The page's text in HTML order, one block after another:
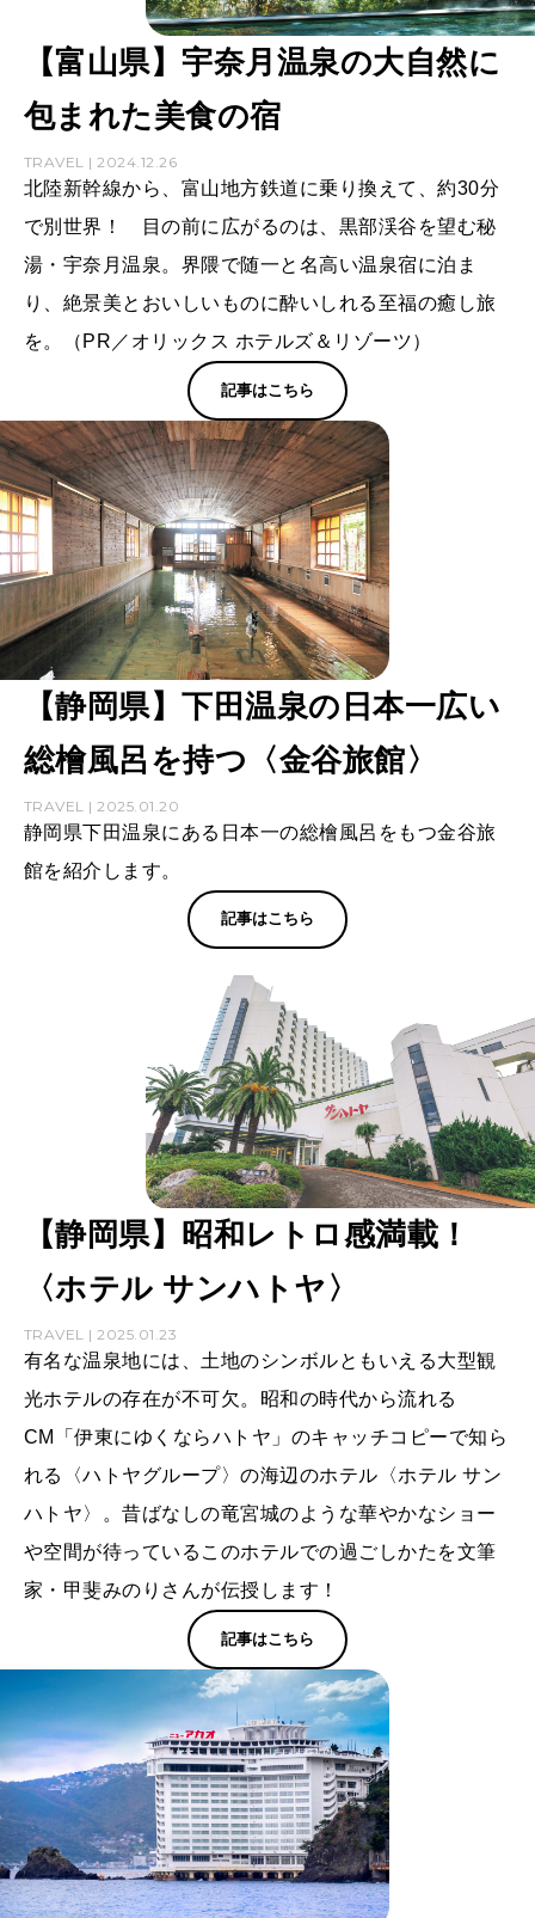
【富山県】宇奈月温泉の大自然に
包まれた美食の宿
TRAVEL | 2024.12.26
北陸新幹線から、富山地方鉄道に乗り換えて、約30分
で別世界！ 目の前に広がるのは、黒部渓谷を望む秘
湯・宇奈月温泉。界隈で随一と名高い温泉宿に泊ま
り、絶景美とおいしいものに酔いしれる至福の癒し旅
を。（PR／オリックス ホテルズ＆リゾーツ）
記事はこちら
【静岡県】下田温泉の日本一広い
総檜風呂を持つ〈金谷旅館〉
TRAVEL | 2025.01.20
静岡県下田温泉にある日本一の総檜風呂をもつ金谷旅
館を紹介します。
記事はこちら
【静岡県】昭和レトロ感満載！
〈ホテル サンハトヤ〉
TRAVEL | 2025.01.23
有名な温泉地には、土地のシンボルともいえる大型観
光ホテルの存在が不可欠。昭和の時代から流れる
CM「伊東にゆくならハトヤ」のキャッチコピーで知ら
れる〈ハトヤグループ〉の海辺のホテル〈ホテル サン
ハトヤ〉。昔ばなしの竜宮城のような華やかなショー
や空間が待っているこのホテルでの過ごしかたを文筆
家・甲斐みのりさんが伝授します！
記事はこちら